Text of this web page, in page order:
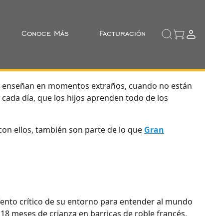
Conoce Más Facturación
en momentos extraños, cuando no están
día, que los hijos aprenden todo de los
ellos, también son parte de lo que Gran
crítico de su entorno para entender al mundo
meses de crianza en barricas de roble francés,